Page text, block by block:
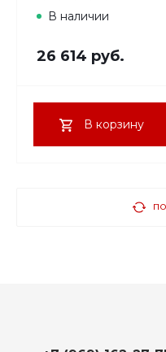
В наличии
26 614 руб.
В корзину